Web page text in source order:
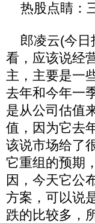
热股点睛：
郎凌云(今日
看，应该说经
主，主要是一
去年和今年一
是从公司估值
值，因为它去
该说市场给了
它重组的预期
因，今天它公
方案，可以说
跌的比较多，